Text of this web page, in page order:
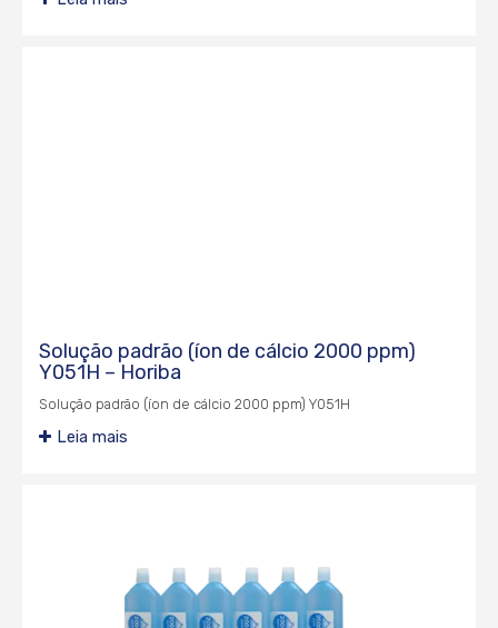
Solução padrão (íon de cálcio 2000 ppm)
Y051H – Horiba
Solução padrão (íon de cálcio 2000 ppm) Y051H
Leia mais